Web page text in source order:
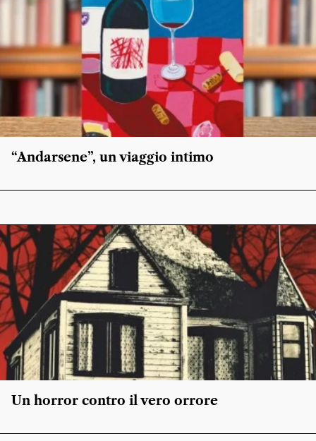
“Andarsene”, un viaggio intimo
Un horror contro il vero orrore